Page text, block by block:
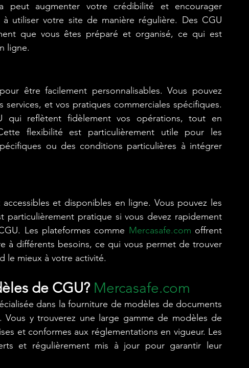
peut augmenter votre crédibilité et encourager
utiliser votre site de manière régulière. Des CGU
que vous êtes préparé et organisé, ce qui est
ligne.
être facilement personnalisables. Vous pouvez
services, et vos pratiques commerciales spécifiques.
qui reflètent fidèlement vos opérations, tout en
flexibilité est particulièrement utile pour les
ou des conditions particulières à intégrer
et disponibles en ligne. Vous pouvez les
pratique si vous devez rapidement
Les plateformes comme Mercasafe.com offrent
à différents besoins, ce qui vous permet de trouver
le mieux à votre activité.
de CGU? Mercasafe.com
dans la fourniture de modèles de documents
Vous y trouverez une large gamme de modèles de
et conformes aux réglementations en vigueur. Les
et régulièrement mis à jour pour garantir leur